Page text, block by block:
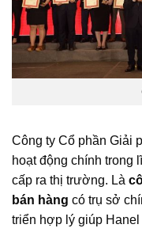
Công ty Cổ phần Giải
hoạt động chính trong
cấp ra thị trường. Là
bán hàng có trụ sở
triển hợp lý giúp